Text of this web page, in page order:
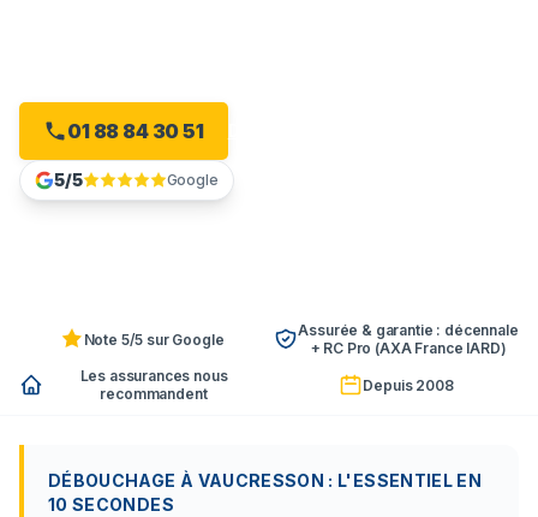
01 88 84 30 51
5/5 Google
Note 5/5 sur Google
Assurée & garantie : décennale
+ RC Pro (AXA France IARD)
Les assurances nous
recommandent
Depuis 2008
DÉBOUCHAGE À VAUCRESSON : L'ESSENTIEL EN
10 SECONDES